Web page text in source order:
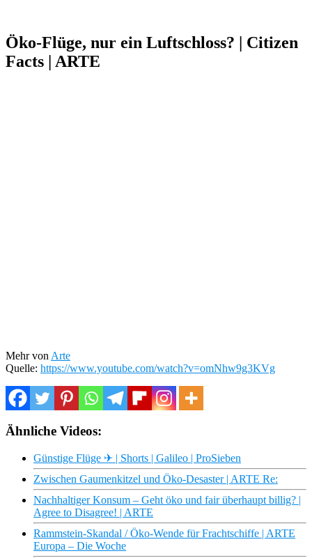
Öko-Flüge, nur ein Luftschloss? | Citizen
Facts | ARTE
Mehr von Arte
Quelle: https://www.youtube.com/watch?v=omNhw9g3KVg
Ähnliche Videos:
Günstige Flüge ✈ | Shorts | Galileo | ProSieben
Zwischen Gaumenkitzel und Öko-Desaster | ARTE Re:
Nachhaltiger Konsum – Geht öko und fair überhaupt billig? |
Agree to Disagree! | ARTE
Rammstein-Skandal / Öko-Wende für Frachtschiffe | ARTE
Europa – Die Woche